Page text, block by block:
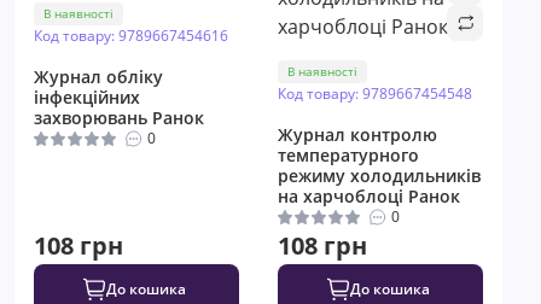
В наявності
Код товару: 9789667454616
Журнал обліку
інфекційних
захворювань Ранок
0
108 грн
До кошика
В наявності
Код товару: 9789667454548
Журнал контролю
температурного
режиму холодильників
на харчоблоці Ранок
0
108 грн
До кошика